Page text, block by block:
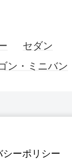
セダン
ン・ミニバン
シーポリシー